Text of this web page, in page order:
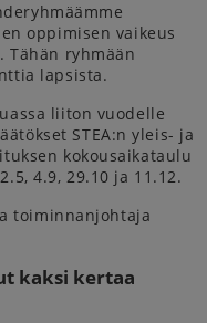
oppimisen vaikeus
Tähän ryhmään
lapsista.
liiton vuodelle
STEA:n yleis- ja
kokousaikataulu
4.9, 29.10 ja 11.12.
toiminnanjohtaja
kaksi kertaa